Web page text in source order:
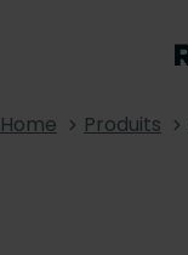
Home Produits